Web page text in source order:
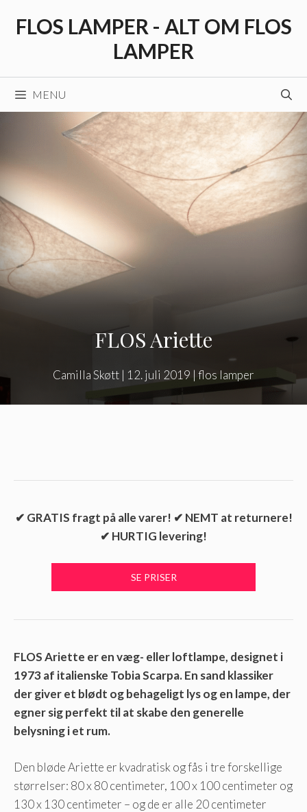
FLOS LAMPER - ALT OM FLOS
LAMPER
MENU
FLOS Ariette
Camilla Skøtt | 12. juli 2019 | flos lamper
✔ GRATIS fragt på alle varer! ✔ NEMT at returnere!
✔ HURTIG levering!
FLOS Ariette er en væg- eller loftlampe, designet i
1973 af italienske Tobia Scarpa. En sand klassiker
der giver et blødt og behageligt lys og en lampe, der
egner sig perfekt til at skabe den generelle
belysning i et rum.
Den bløde Ariette er kvadratisk og fås i tre forskellige
størrelser: 80 x 80 centimeter, 100 x 100 centimeter og
130 x 130 centimeter – og de er alle 20 centimeter